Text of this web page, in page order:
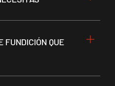
FUNDICIÓN QUE